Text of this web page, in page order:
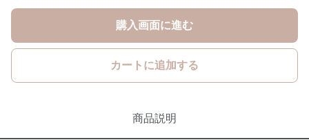
購入画面に進む
カートに追加する
商品説明